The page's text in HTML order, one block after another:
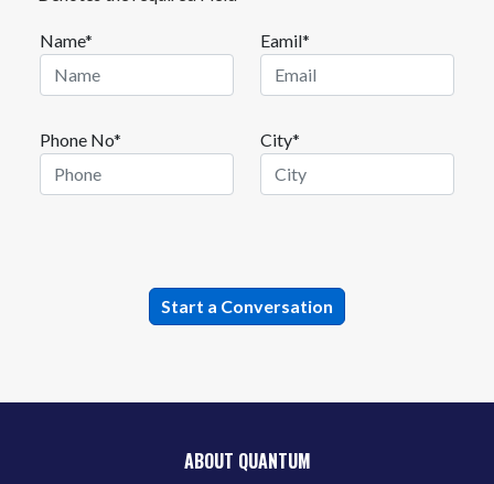
Name* Eamil*
Phone No* City*
ABOUT QUANTUM